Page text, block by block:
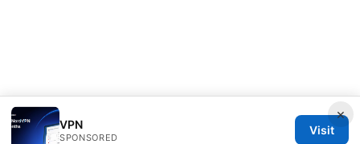
×
VPN
SPONSORED
Visit